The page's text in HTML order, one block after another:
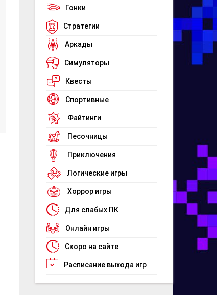
Гонки
Стратегии
Аркады
Симуляторы
Квесты
Спортивные
Файтинги
Песочницы
Приключения
Логические игры
Хоррор игры
Для слабых ПК
Онлайн игры
Скоро на сайте
Расписание выхода игр